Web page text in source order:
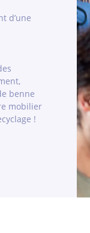
d’une
benne
mobilier
!